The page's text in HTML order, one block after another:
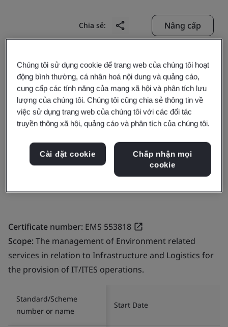
Chia sẻ: Nâng cấp
Genpact India Private Limited
Nyati Tech Park First Floor
Wing A and Wing B, Survey No. 9/2/10/1/2/3/5
Nyati TechPark
Pune
411 014
Certificate number: EMS 553818
Scope:The management of Environment related
services in relation to Infrastructure and Logistics for
the provision of IT/ITES operations.
Standard/Scheme
number or name
Start Date
Chúng tôi sử dụng cookie để trang web của chúng tôi hoạt
động bình thường, cá nhân hoá nội dung và quảng cáo,
cung cấp các tính năng của mạng xã hội và phân tích lưu
lượng của chúng tôi. Chúng tôi cũng chia sẻ thông tin về
việc sử dụng trang web của chúng tôi với các đối tác
truyền thông xã hội, quảng cáo và phân tích của chúng tôi.
Cài đặt cookie
Chấp nhận mọi
cookie